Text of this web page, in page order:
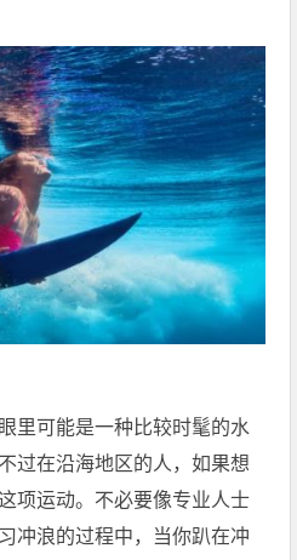
可能是一种比较时髦的水
过在沿海地区的人，如果想
项运动。不必要像专业人士
冲浪的过程中，当你趴在冲